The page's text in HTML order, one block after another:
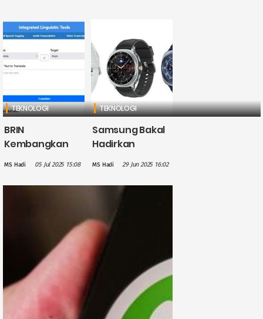
TEKNOLOGI
BRIN
Kembangkan
Terjemahan
Berbasis AI
untuk Bahasa
Bahasa Daerah
MS Hadi 05 Jul 2025 15:08
TEKNOLOGI
Samsung Bakal
Hadirkan
Premium untuk
Galaxy Watch
MS Hadi 29 Jun 2025 16:02